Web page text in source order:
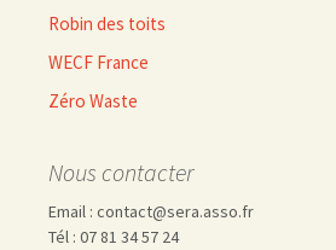
Robin des toits
WECF France
Zéro Waste
Nous contacter
Email : contact@sera.asso.fr
Tél : 07 81 34 57 24